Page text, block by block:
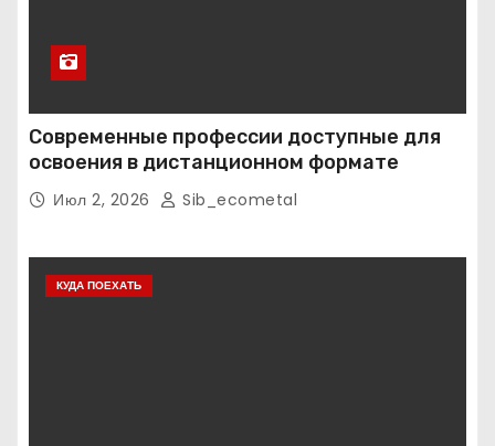
Современные профессии доступные для
освоения в дистанционном формате
Июл 2, 2026 Sib_ecometal
КУДА ПОЕХАТЬ